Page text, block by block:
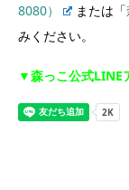
8080）
または「
みください。
▼森っこ公式LINE